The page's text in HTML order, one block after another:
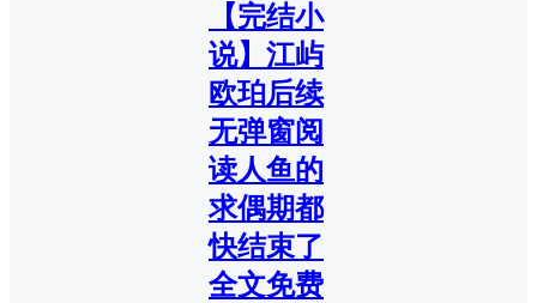
【完结小
说】江屿
欧珀后续
无弹窗阅
读人鱼的
求偶期都
快结束了
全文免费